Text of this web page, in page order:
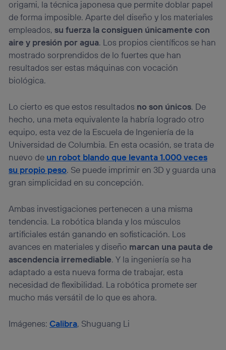
origami, la técnica japonesa que permite doblar papel
de forma imposible. Aparte del diseño y los materiales
empleados,su fuerza la consiguen únicamente con
aire y presión por agua. Los propios científicos se han
mostrado sorprendidos de lo fuertes que han
resultados ser estas máquinas con vocación
biológica.
Lo cierto es que estos resultados no son únicos. De
hecho, una meta equivalente la habría logrado otro
equipo, esta vez de la Escuela de Ingeniería de la
Universidad de Columbia. En esta ocasión, se trata de
nuevo de un robot blando que levanta 1.000 veces
su propio peso. Se puede imprimir en 3D y guarda una
gran simplicidad en su concepción.
Ambas investigaciones pertenecen a una misma
tendencia. La robótica blanda y los músculos
artificiales están ganando en sofisticación. Los
avances en materiales y diseño marcan una pauta de
ascendencia irremediable. Y la ingeniería se ha
adaptado a esta nueva forma de trabajar, esta
necesidad de flexibilidad. La robótica promete ser
mucho más versátil de lo que es ahora.
Imágenes:Calibra, Shuguang Li